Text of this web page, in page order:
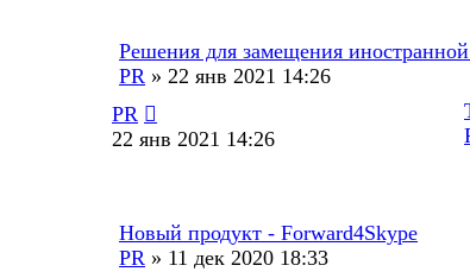
Решения для замещения
PR » 22 янв 2021 14:26
PR
22 янв 2021 14:26
Новый продукт - Forward4Skype
PR » 11 дек 2020 18:33